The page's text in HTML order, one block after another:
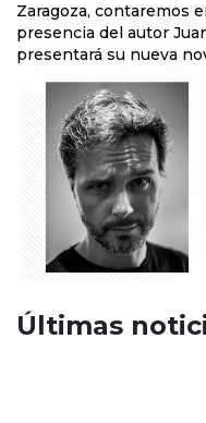
Zaragoza, contaremos
presencia del autor
presentará su nueva
Últimas